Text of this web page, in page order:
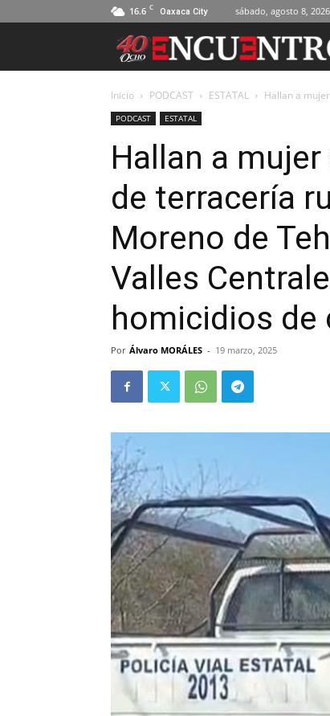
16.6 C Oaxaca City sábado, agosto 8, 2026
Inicio PODCAST ESTATAL Hallan a
PODCAST ESTATAL
Hallan a
de terracería
Moreno de
Valles
homicidios de
Por Álvaro MORÁLES - 19 marzo, 2025